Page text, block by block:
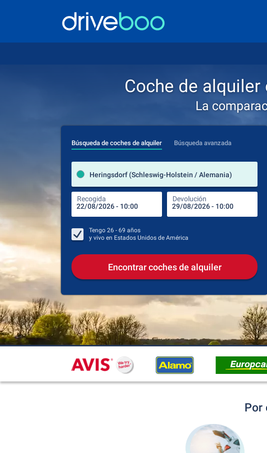
Coche de
La
Búsqueda de coches de alquiler Búsqueda avanzada
Heringsdorf (Schleswig-Holstein / Alemania)
Recogida Devolución
Tengo 26 - 69 años
y vivo en Estados Unidos de América
Encontrar coches de alquiler
Por